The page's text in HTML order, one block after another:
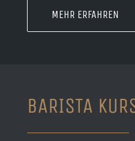
MEHR ERFAHREN
BARISTA